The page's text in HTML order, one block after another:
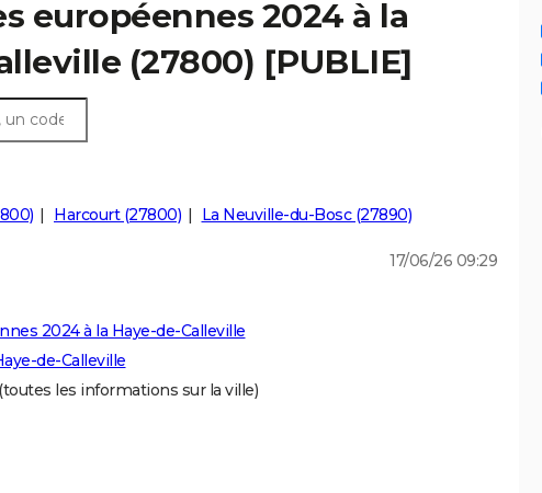
européennes 2024 à la
(27800) [PUBLIE]
Harcourt (27800) La Neuville-du-Bosc (27890)
17/06/26 09:29
2024 à la Haye-de-Calleville
de-Calleville
(toutes les informations sur la ville)